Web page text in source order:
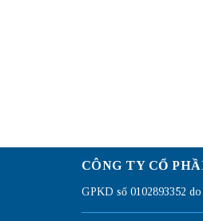
CÔNG TY CỔ
GPKD số 0102893352